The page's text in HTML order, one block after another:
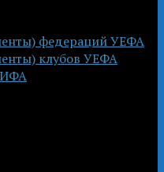
федераций УЕФА
клубов УЕФА